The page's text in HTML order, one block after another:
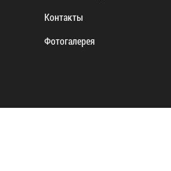
Контакты
Фотогалерея